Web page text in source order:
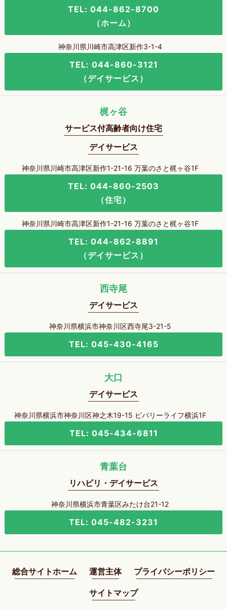
TEL: 044-862-8700
（ホーム）
神奈川県川崎市高津区新作3-1-4
TEL: 044-860-3121
（デイサービス）
梶ヶ谷
サービス付高齢者向け住宅
デイサービス
神奈川県川崎市高津区新作1-21-16 万葉のさと梶ヶ谷1F
TEL: 044-860-2503
（住宅）
神奈川県川崎市高津区新作1-21-16 万葉のさと梶ヶ谷1F
TEL: 044-862-8891
（デイサービス）
西寺尾
デイサービス
神奈川県横浜市神奈川区西寺尾3-21-5
TEL: 045-430-4165
大口
デイサービス
神奈川県横浜市神奈川区神之木19-15 ビバリーライフ横浜1F
TEL: 045-434-6811
青葉台
リハビリ・デイサービス
神奈川県横浜市青葉区みたけ台21-12
TEL: 045-482-3231
総合サイトホーム 運営主体 プライバシーポリシー
サイトマップ